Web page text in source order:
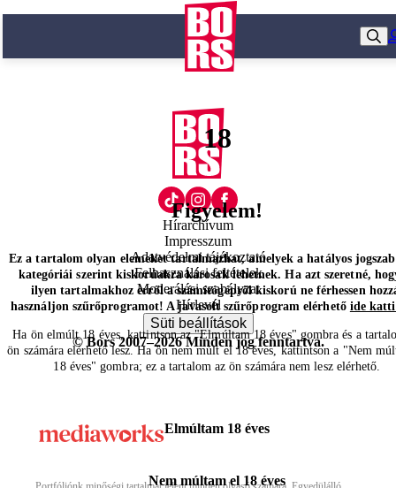
18
Figyelem!
Ez a tartalom olyan elemeket tartalmazhat, amelyek a hatályos
kategóriái szerint kiskorúakra károsak lehetnek. Ha azt szeretné,
ilyen tartalmakhoz erről a számítógépről kiskorú ne férhessen
használjon szűrőprogramot! A javasolt szűrőprogram elérhető ide
Ha ön elmúlt 18 éves, kattintson az "Elmúltam 18 éves" gombra és a
ön számára elérhető lesz. Ha ön nem múlt el 18 éves, kattintson a "Nem
18 éves" gombra; ez a tartalom az ön számára nem lesz elérhető.
Elmúltam 18 éves
Nem múltam el 18 éves
Hírarchívum
Impresszum
Adatvédelmi tájékoztató
Felhasználási feltételek
Moderálási szabályzat
Hírlevél
Süti beállítások
© Bors 2007–2026 Minden jog fenntartva.